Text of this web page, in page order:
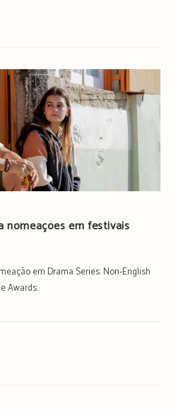
nomeações em festivais
em Drama Series: Non-English
Awards.